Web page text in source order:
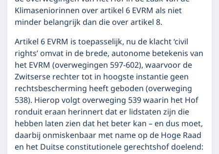
Klimaseniorinnen over artikel 6 EVRM als niet
minder belangrijk dan die over artikel 8.
Artikel 6 EVRM is toepasselijk, nu de klacht ‘civil
rights’ omvat in de brede, autonome betekenis van
het EVRM (overwegingen 597-602), waarvoor de
Zwitserse rechter tot in hoogste instantie geen
rechtsbescherming heeft geboden (overweging
538). Hierop volgt overweging 539 waarin het Hof
ronduit eraan herinnert dat er lidstaten zijn die
hebben laten zien dat het beter kan – en dus moet,
daarbij onmiskenbaar met name op de Hoge Raad
en het Duitse constitutionele gerechtshof doelend: